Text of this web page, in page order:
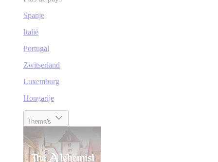
Spanje
Italië
Portugal
Zwitserland
Luxemburg
Hongarije
Thema's